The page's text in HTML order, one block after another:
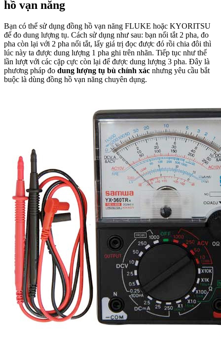
hồ vạn năng
Bạn có thể sử dụng đồng hồ vạn năng FLUKE hoặc KYORITSU
để đo dung lượng tụ. Cách sử dụng như sau: bạn nối tắt 2 pha, đo
pha còn lại với 2 pha nối tắt, lấy giá trị đọc được đó rồi chia đôi thì
lúc này ta được dung lượng 1 pha ghi trên nhãn. Tiếp tục như thế
lần lượt với các cặp cực còn lại để được dung lượng 3 pha. Đây là
phương pháp đo dung lượng tụ bù chính xác nhưng yêu cầu bắt
buộc là dùng đồng hồ vạn năng chuyên dụng.